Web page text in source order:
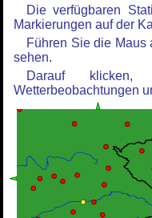
Die verfügbaren
Markierungen auf der
Führen Sie die Maus
sehen.
Darauf
Wetterbeobachtungen